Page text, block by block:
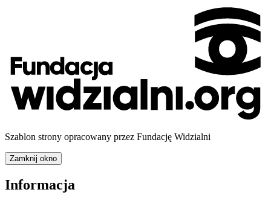
Szablon strony opracowany przez Fundację Widzialni
Zamknij okno
Informacja